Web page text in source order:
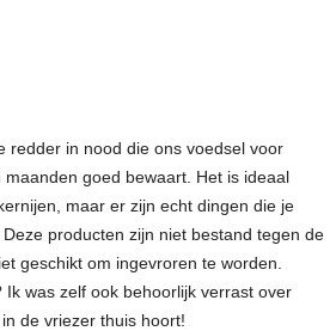
redder in nood die ons voedsel voor
goed bewaart. Het is ideaal
maar er zijn echt dingen die je
producten zijn niet bestand tegen de
geschikt om ingevroren te worden.
Ik was zelf ook behoorlijk verrast over
de vriezer thuis hoort!